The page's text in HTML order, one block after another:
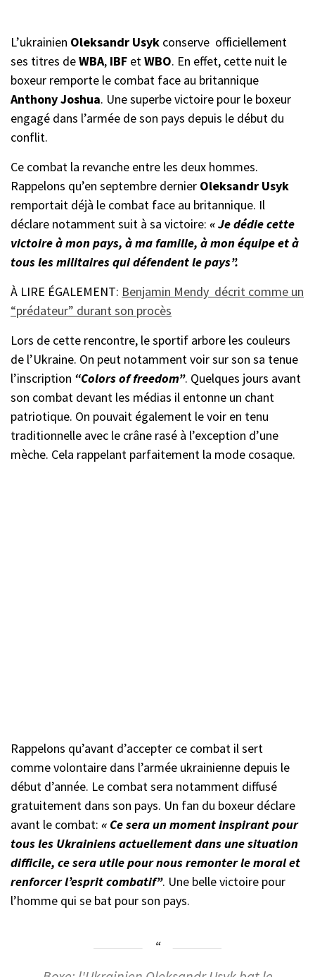
L’ukrainien Oleksandr Usyk conserve officiellement
ses titres deWBA, IBF etWBO. En effet, cette nuit le
boxeur remporte le combat face au britannique
Anthony Joshua. Une superbe victoire pour le boxeur
engagé dans l’armée de son pays depuis le début du
conflit.
Ce combat la revanche entre les deux hommes.
Rappelons qu’en septembre dernier Oleksandr Usyk
remportait déjà le combat face au britannique. Il
déclare notamment suit à sa victoire: « Je dédie cette
victoire à mon pays, à ma famille, à mon équipe et à
tous les militaires qui défendent le pays”.
À LIRE ÉGALEMENT: Benjamin Mendy décrit comme un
“prédateur” durant son procès
Lors de cette rencontre, le sportif arbore les couleurs
de l’Ukraine. On peut notamment voir sur son sa tenue
l’inscription “Colors of freedom”. Quelques jours avant
son combat devant les médias il entonne un chant
patriotique. On pouvait également le voir en tenu
traditionnelle avec le crâne rasé à l’exception d’une
mèche. Cela rappelant parfaitement la mode cosaque.
Rappelons qu’avant d’accepter ce combat il sert
comme volontaire dans l’armée ukrainienne depuis le
début d’année. Le combat sera notamment diffusé
gratuitement dans son pays. Un fan du boxeur déclare
avant le combat: « Ce sera un moment inspirant pour
tous les Ukrainiens actuellement dans une situation
difficile, ce sera utile pour nous remonter le moral et
renforcer l’esprit combatif”. Une belle victoire pour
l’homme qui se bat pour son pays.